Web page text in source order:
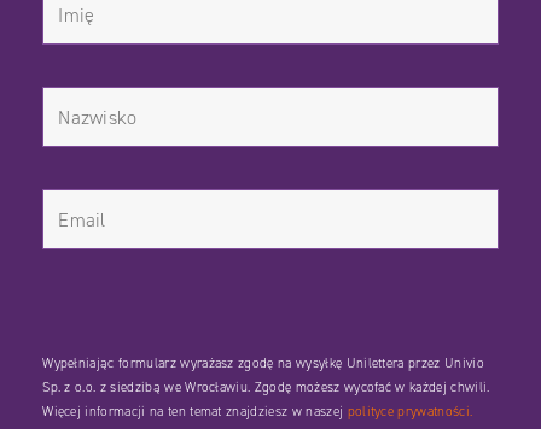
Wypełniając formularz wyrażasz zgodę na wysyłkę Unilettera przez Univio
Sp. z o.o. z siedzibą we Wrocławiu. Zgodę możesz wycofać w każdej chwili.
Więcej informacji na ten temat znajdziesz w naszej polityce prywatności.